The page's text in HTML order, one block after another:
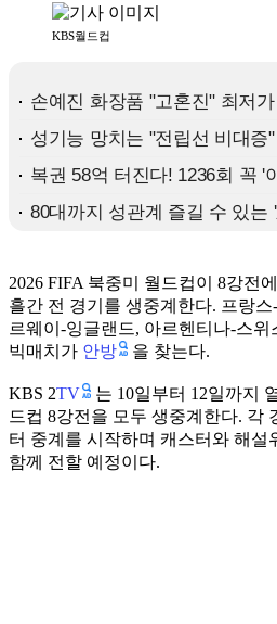
KBS월드컵
2026 FIFA 북중미 월드컵이 8강전
흘간 전 경기를 생중계한다. 프랑
르웨이-잉글랜드, 아르헨티나-스
빅매치가 안방 을 찾는다.
KBS 2TV
는 10일부터 12일까지
드컵 8강전을 모두 생중계한다. 각
터 중계를 시작하며 캐스터와 해설
함께 전할 예정이다.